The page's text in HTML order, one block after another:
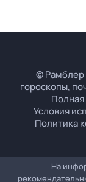
© Рамблер
гороскопы,
Полная
Условия
Политика
На